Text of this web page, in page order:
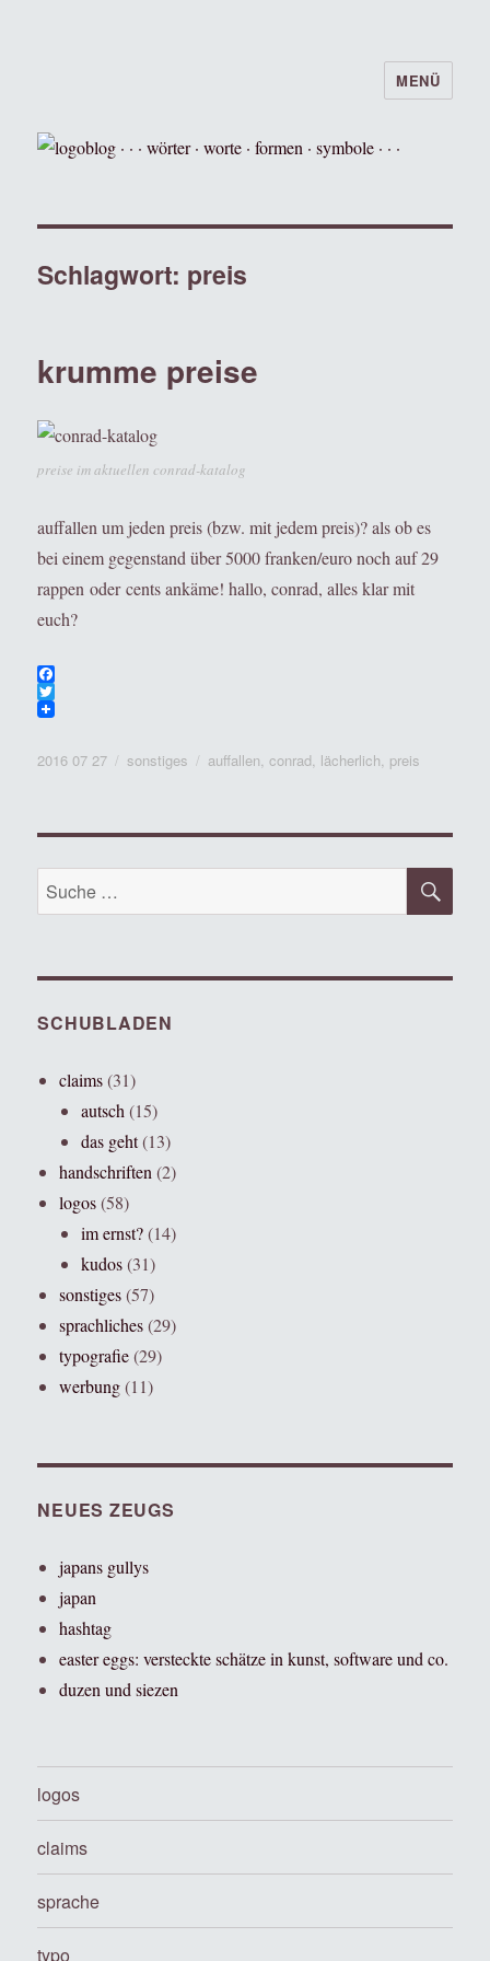
logoblog · · · wörter · worte · formen ·
symbole · · ·
MENÜ
Schlagwort: preis
krumme preise
preise im aktuellen conrad-katalog
auffallen um jeden preis (bzw. mit jedem preis)? als ob es
bei einem gegenstand über 5000 franken/euro noch auf 29
rappen oder cents ankäme! hallo, conrad, alles klar mit
euch?
F
a
b
T
tVeröffentlicht
2016 07 27 Kategorien
sonstiges Tags
auffallen,conrad, lächerlich, preis
Suche
nach:
SCHUBLADEN
claims(31)
autsch(15)
das geht(13)
handschriften(2)
logos(58)
im ernst?(14)
kudos(31)
sonstiges(57)
sprachliches(29)
typografie(29)
werbung(11)
NEUES ZEUGS
japans gullys
japan
hashtag
easter eggs: versteckte schätze in kunst, software und co.
duzen und siezen
logos
claims
sprache
typo